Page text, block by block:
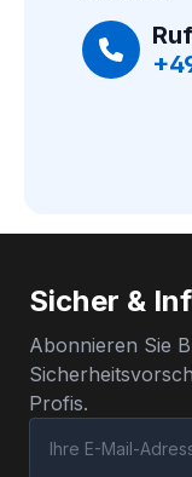
Sicher &
Abonnieren Sie
Profis.